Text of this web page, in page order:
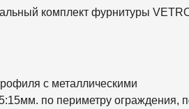
комплект фурнитуры
с металлическими
по периметру ограждения,